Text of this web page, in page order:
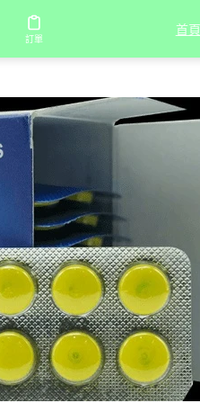
訂單
首頁
度與耐力同步提升